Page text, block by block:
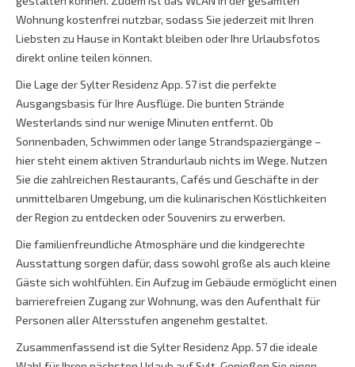
Wohnung kostenfrei nutzbar, sodass Sie jederzeit mit Ihren
Liebsten zu Hause in Kontakt bleiben oder Ihre Urlaubsfotos
direkt online teilen können.
Die Lage der Sylter Residenz App. 57 ist die perfekte
Ausgangsbasis für Ihre Ausflüge. Die bunten Strände
Westerlands sind nur wenige Minuten entfernt. Ob
Sonnenbaden, Schwimmen oder lange Strandspaziergänge –
hier steht einem aktiven Strandurlaub nichts im Wege. Nutzen
Sie die zahlreichen Restaurants, Cafés und Geschäfte in der
unmittelbaren Umgebung, um die kulinarischen Köstlichkeiten
der Region zu entdecken oder Souvenirs zu erwerben.
Die familienfreundliche Atmosphäre und die kindgerechte
Ausstattung sorgen dafür, dass sowohl große als auch kleine
Gäste sich wohlfühlen. Ein Aufzug im Gebäude ermöglicht einen
barrierefreien Zugang zur Wohnung, was den Aufenthalt für
Personen aller Altersstufen angenehm gestaltet.
Zusammenfassend ist die Sylter Residenz App. 57 die ideale